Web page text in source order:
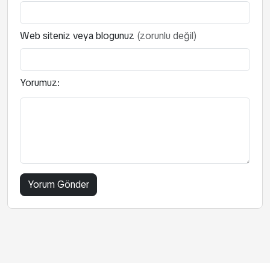
Web siteniz veya blogunuz (zorunlu değil)
Yorumuz: